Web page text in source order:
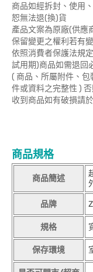
商品如經拆封、使用
恕無法退(換)貨
產品文案為原廠(供應
保留變更之權利若有
依照消費者保護法規
試用期)商品如需退回
( 商品、所屬附件、
件或資料之完整性 )
收到商品如有破損請
商品規格
商品簡述
品牌
規格
保存環境